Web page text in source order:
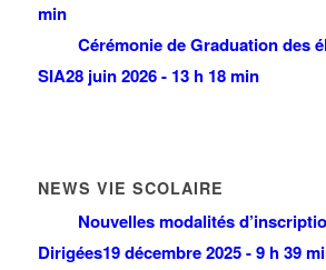
min
Cérémonie de Graduation des
SIA28 juin 2026 - 13 h 18 min
NEWS VIE SCOLAIRE
Nouvelles modalités
Dirigées19 décembre 2025 - 9 h 39